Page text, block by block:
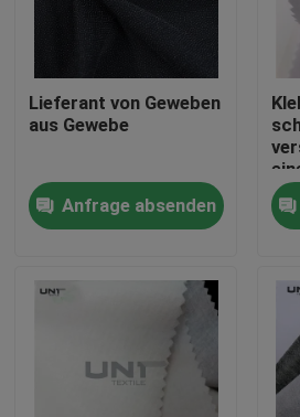
Lieferant von Geweben
aus Gewebe
Anfrage absenden